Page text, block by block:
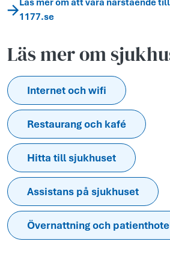
Läs mer om att vara närstående
1177.se
Läs mer om
Internet och wifi
Restaurang och kafé
Hitta till sjukhuset
Assistans på sjukhuset
Övernattning och